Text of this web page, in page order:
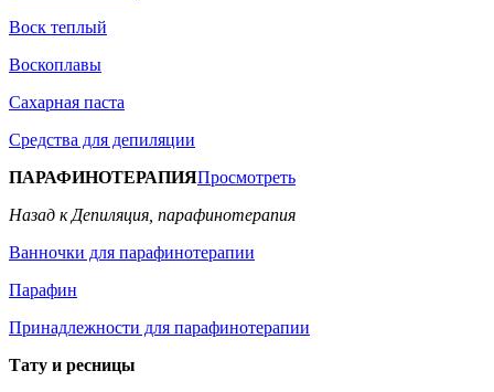
Воск теплый
Воскоплавы
Сахарная паста
Средства для депиляции
ПАРАФИНОТЕРАПИЯПросмотреть
Назад к Депиляция, парафинотерапия
Ванночки для парафинотерапии
Парафин
Принадлежности для парафинотерапии
Тату и ресницы